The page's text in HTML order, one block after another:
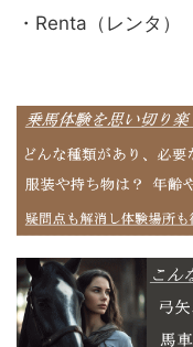
・Renta（レンタ）